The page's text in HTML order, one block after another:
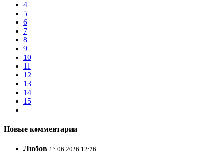
4
5
6
7
8
9
10
11
12
13
14
15
Новые комментарии
Любов 17.06.2026 12:26